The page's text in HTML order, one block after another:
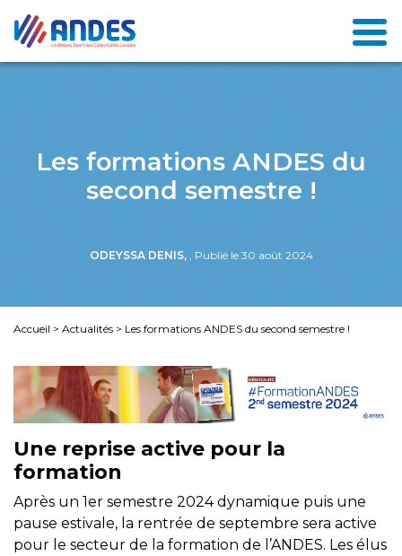
Les formations ANDES du
second semestre !
ODEYSSA DENIS, , Publié le 30 août 2024
Accueil > Actualités > Les formations ANDES du second semestre !
Une reprise active pour la
formation
Après un 1er semestre 2024 dynamique puis une
pause estivale, la rentrée de septembre sera active
pour le secteur de la formation de l’ANDES. Les élus